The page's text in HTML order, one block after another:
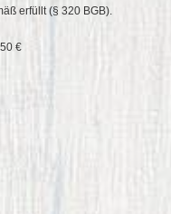
erfüllt (§ 320 BGB).
€